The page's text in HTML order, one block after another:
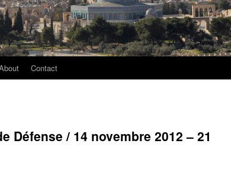
Contact
Défense / 14 novembre 2012 – 21